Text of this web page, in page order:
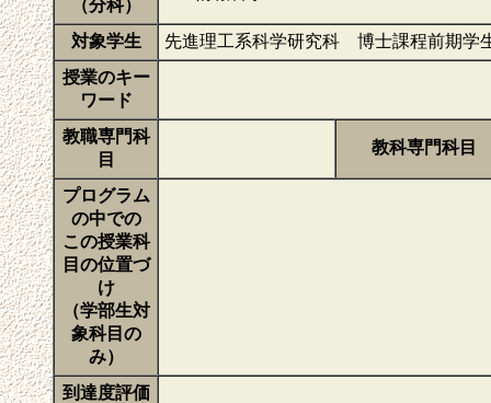
（分科）
対象学生
先進理工系科学研究科 博士課程前期学
授業のキー
ワード
教職専門科
目
教科専門科目
プログラム
の中での
この授業科
目の位置づ
け
（学部生対
象科目の
み）
到達度評価